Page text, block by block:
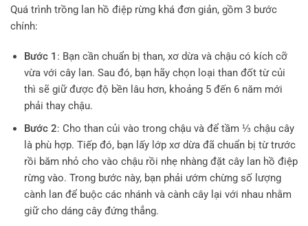
Quá trình trồng lan hồ điệp rừng khá đơn giản, gồm 3 bước
chính:
Bước 1 : Bạn cần chuẩn bị than, xơ dừa và chậu có kích cỡ
vừa với cây lan. Sau đó, bạn hãy chọn loại than đốt từ củi
thì sẽ giữ được độ bền lâu hơn, khoảng 5 đến 6 năm mới
phải thay chậu.
Bước 2: Cho than củi vào trong chậu và để tầm ⅓ chậu cây
là phù hợp. Tiếp đó, bạn lấy lớp xơ dừa đã chuẩn bị từ trước
rồi băm nhỏ cho vào chậu rồi nhẹ nhàng đặt cây lan hồ điệp
rừng vào. Trong bước này, bạn phải ướm chừng số lượng
cành lan để buộc các nhánh và cành cây lại với nhau nhằm
giữ cho dáng cây đứng thẳng.